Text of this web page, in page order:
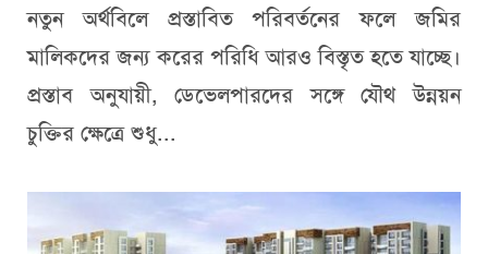
নতুন অর্থবিলে প্রস্তাবিত পরিবর্তনের ফলে জমির
মালিকদের জন্য করের পরিধি আরও বিস্তৃত হতে যাচ্ছে।
প্রস্তাব অনুযায়ী, ডেভেলপারদের সঙ্গে যৌথ উন্নয়ন
চুক্তির ক্ষেত্রে শুধু...